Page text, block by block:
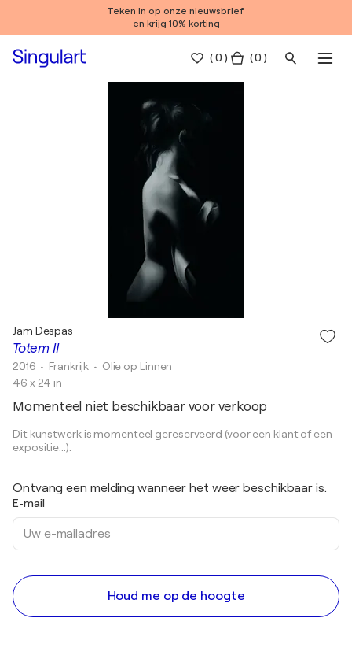
Teken in op onze nieuwsbrief
en krijg 10% korting
(0 ) ( 0 )
Totem II
Jam Despas
2016 • Frankrijk • Olie op Linnen
46 x 24 in
Momenteel niet beschikbaar voor verkoop
Dit kunstwerk is momenteel gereserveerd (voor een klant of een
expositie...).
Ontvang een melding wanneer het weer beschikbaar is.
E-mail
Houd me op de hoogte